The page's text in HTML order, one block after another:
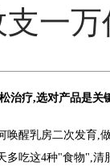
支一
治疗,选对产品是关
唤醒乳房二次发育,
多吃这4种"食物",清